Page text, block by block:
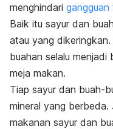
menghindari
Baik itu sayur dan
atau yang
buahan selalu
meja makan.
Tiap sayur dan buah-
mineral yang berbeda.
makanan sayur dan